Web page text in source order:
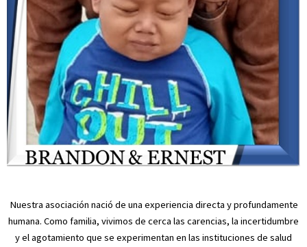
Nuestra asociación nació de una experiencia directa y profundamente
humana. Como familia, vivimos de cerca las carencias, la incertidumbre
y el agotamiento que se experimentan en las instituciones de salud